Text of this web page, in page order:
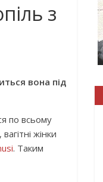
з
вона під
по всьому
жінки
. Таким